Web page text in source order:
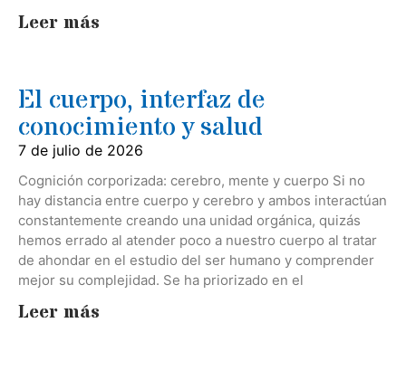
Leer más
El cuerpo, interfaz de
conocimiento y salud
7 de julio de 2026
Cognición corporizada: cerebro, mente y cuerpo Si no
hay distancia entre cuerpo y cerebro y ambos interactúan
constantemente creando una unidad orgánica, quizás
hemos errado al atender poco a nuestro cuerpo al tratar
de ahondar en el estudio del ser humano y comprender
mejor su complejidad. Se ha priorizado en el
Leer más